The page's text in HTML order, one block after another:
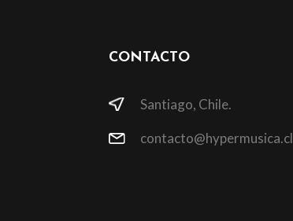
CONTACTO
Santiago, Chile.
contacto@hypermusica.cl